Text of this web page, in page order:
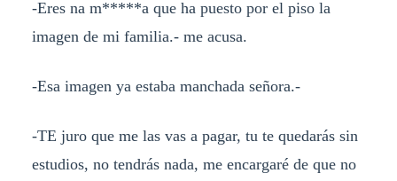
-Eres na m*****a que ha puesto por el piso la
imagen de mi familia.- me acusa.
-Esa imagen ya estaba manchada señora.-
-TE juro que me las vas a pagar, tu te quedarás sin
estudios, no tendrás nada, me encargaré de que no